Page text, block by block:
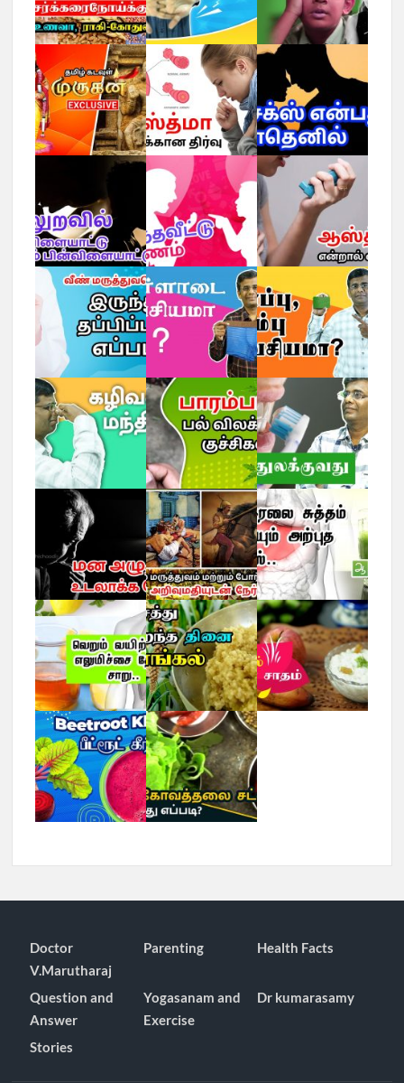
Doctor
V.Marutharaj
Parenting Health Facts
Question and
Answer
Yogasanam and
Exercise
Dr kumarasamy
Stories